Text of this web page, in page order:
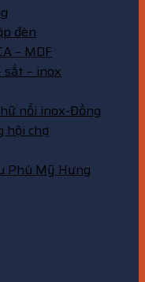
đèn
– MDF
sắt – inox
nổi inox-Đồng
hội chợ
Phú Mỹ Hưng